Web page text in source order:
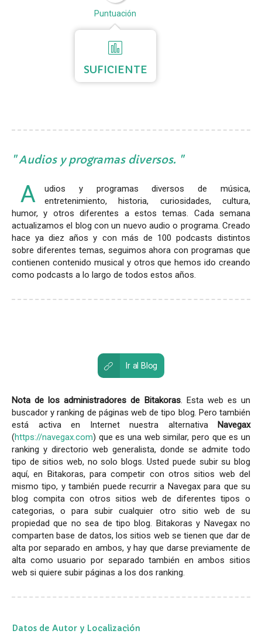
Puntuación
SUFICIENTE
Audios y programas diversos.
A
udios y programas diversos de música,
entretenimiento, historia, curiosidades, cultura,
humor, y otros diferentes a estos temas. Cada semana
actualizamos el blog con un nuevo audio o programa. Creado
hace ya diez años y con más de 100 podcasts distintos
sobre diferentes temas, seguimos ahora con programas que
contienen contenido musical y otros que hemos ido creando
como podcasts a lo largo de todos estos años.
Ir al Blog
Nota de los administradores de Bitakoras. Esta web es un
buscador y ranking de páginas web de tipo blog. Pero también
está activa en Internet nuestra alternativa Navegax
(https://navegax.com) que es una web similar, pero que es un
ranking y directorio web generalista, donde se admite todo
tipo de sitios web, no solo blogs. Usted puede subir su blog
aquí, en Bitakoras, para competir con otros sitios web del
mismo tipo, y también puede recurrir a Navegax para que su
blog compita con otros sitios web de diferentes tipos o
categorias, o para subir cualquier otro sitio web de su
propiedad que no sea de tipo blog. Bitakoras y Navegax no
comparten base de datos, los sitios web se tienen que dar de
alta por separado en ambos, y hay que darse previamente de
alta como usuario por separado también en ambos sitios
web si quiere subir páginas a los dos ranking.
Datos de Autor y Localización